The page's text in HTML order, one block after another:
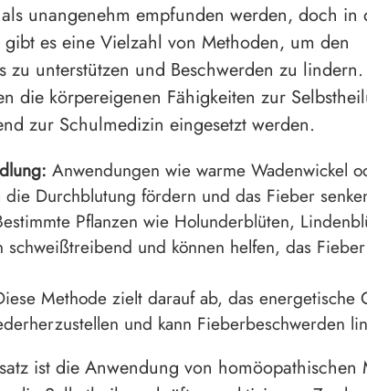
unangenehm empfunden werden, doch in
es eine Vielzahl von Methoden, um den
zu unterstützen und Beschwerden zu
die körpereigenen Fähigkeiten zur
zur Schulmedizin eingesetzt werden.
Anwendungen wie warme Wadenwickel
die Durchblutung fördern und das Fieber
Pflanzen wie Holunderblüten,
schweißtreibend und können helfen, das
Methode zielt darauf ab, das energetische
und kann Fieberbeschwerden
ist die Anwendung von homöopathischen